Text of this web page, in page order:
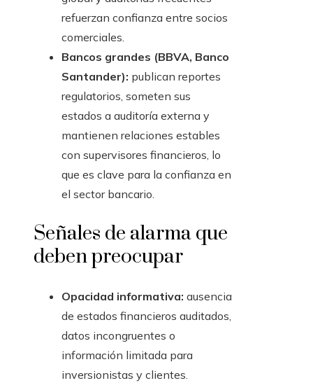
refuerzan confianza entre socios
comerciales.
Bancos grandes (BBVA, Banco
Santander): publican reportes
regulatorios, someten sus
estados a auditoría externa y
mantienen relaciones estables
con supervisores financieros, lo
que es clave para la confianza en
el sector bancario.
Señales de alarma que
deben preocupar
Opacidad informativa: ausencia
de estados financieros auditados,
datos incongruentes o
información limitada para
inversionistas y clientes.